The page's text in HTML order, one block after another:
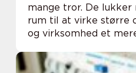
mange tror. De lukker
rum til at virke større
og virksomhed et
selv at finde tid og